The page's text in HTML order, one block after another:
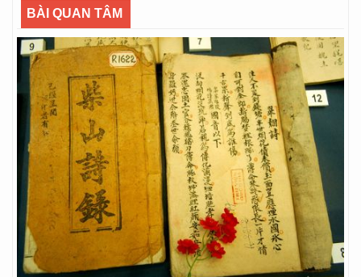
BÀI QUAN TÂM